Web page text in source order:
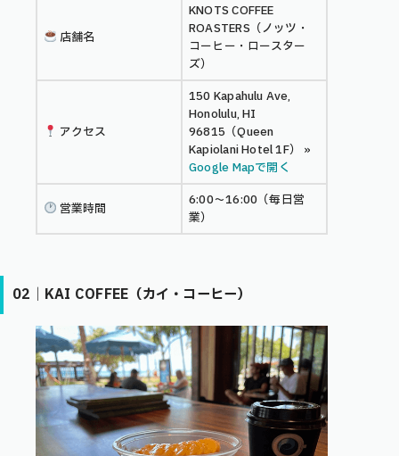
店舗名
KNOTS COFFEE
ROASTERS（ノッツ・
コーヒー・ロースター
ズ）
アクセス
150 Kapahulu Ave,
Honolulu, HI
96815（Queen
Kapiolani Hotel 1F） »
Google Mapで開く
営業時間
6:00〜16:00（毎日営
業）
02｜KAI COFFEE（カイ・コーヒー）